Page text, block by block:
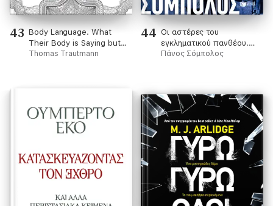
43 Body Language. What
Their Body is Saying but
Their Mouths are not
Thomas Trautmann
44 Οι αστέρες του
εγκληματικού πανθέου.
Όπως τους έζησα
Πάνος Σόμπολος